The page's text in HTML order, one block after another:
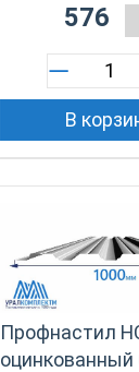
576
В
Профнастил
оцинкованный